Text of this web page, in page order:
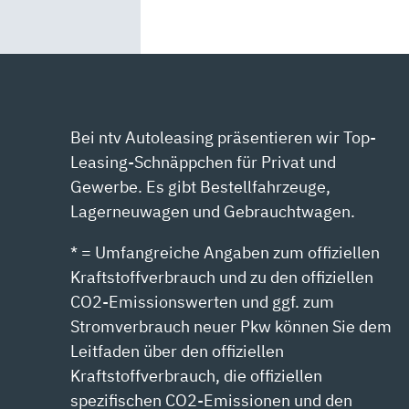
Bei ntv Autoleasing präsentieren wir Top-
Leasing-Schnäppchen für Privat und
Gewerbe. Es gibt Bestellfahrzeuge,
Lagerneuwagen und Gebrauchtwagen.
* = Umfangreiche Angaben zum offiziellen
Kraftstoffverbrauch und zu den offiziellen
CO2-Emissionswerten und ggf. zum
Stromverbrauch neuer Pkw können Sie dem
Leitfaden über den offiziellen
Kraftstoffverbrauch, die offiziellen
spezifischen CO2-Emissionen und den